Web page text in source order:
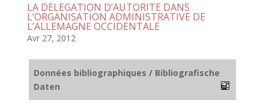
LA DELEGATION D’AUTORITE DANS
L’ORGANISATION ADMINISTRATIVE DE
L’ALLEMAGNE OCCIDENTALE
Avr 27, 2012
Données bibliographiques / Bibliografische
Daten